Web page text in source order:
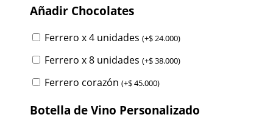
Añadir Chocolates
Ferrero x 4 unidades (+$24.000)
Ferrero x 8 unidades (+$38.000)
Ferrero corazón (+$45.000)
Botella de Vino Personalizado